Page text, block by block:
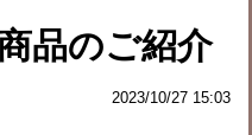
品のご紹介
2023/10/27 15:03